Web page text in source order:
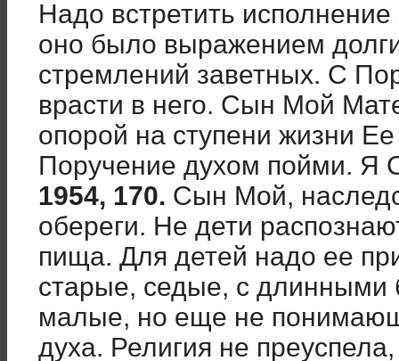
Надо встретить
оно было выражением
стремлений заветных. С
врасти в него. Сын Мой
опорой на ступени жизни
Поручение духом пойми. Я
1954, 170. Сын Мой,
обереги. Не дети
пища. Для детей надо ее
старые, седые, с длинными
малые, но еще не
духа. Религия не